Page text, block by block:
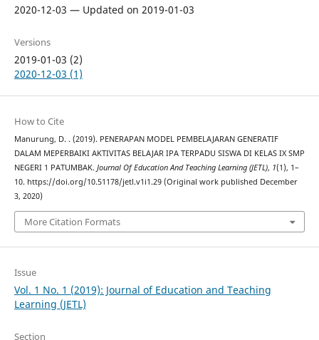
2020-12-03 — Updated on 2019-01-03
Versions
2019-01-03 (2)
2020-12-03 (1)
How to Cite
Manurung, D. . (2019). PENERAPAN MODEL PEMBELAJARAN GENERATIF
DALAM MEPERBAIKI AKTIVITAS BELAJAR IPA TERPADU SISWA DI KELAS IX SMP
NEGERI 1 PATUMBAK. Journal Of Education And Teaching Learning (JETL), 1(1), 1–
10. https://doi.org/10.51178/jetl.v1i1.29 (Original work published December
3, 2020)
More Citation Formats
Issue
Vol. 1 No. 1 (2019): Journal of Education and Teaching
Learning (JETL)
Section